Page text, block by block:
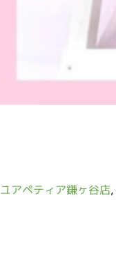
ユアペティア鎌ヶ谷店,